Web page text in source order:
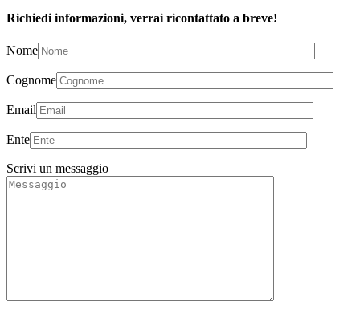
Richiedi informazioni, verrai ricontattato a breve!
Nome
Cognome
Email
Ente
Scrivi un messaggio